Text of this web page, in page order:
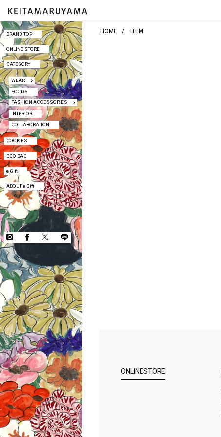
BRAND TOP
ONLINE STORE
CATEGORY
WEAR
FOODS
FASHION ACCESSORIES
INTERIOR
COLLABORATION
COOKIES
ECO BAG
e Gift
ABOUT e Gift
COPYRIGHT © KEITA MARUYAMA.
ALL RIGHTS RESERVED.
BRAND TOP
ONLINE STORE
CATEGORY
WEAR
FOODS
FASHION ACCESSORIES
INTERIOR
COLLABORATION
COOKIES
ECO BAG
e Gift
ABOUT e Gift
HOME ITEM
ONLINESTORE